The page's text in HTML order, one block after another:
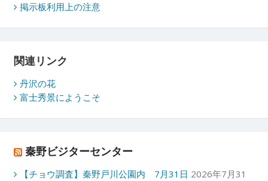
掲示板利用上の注意
関連リンク
丹沢の花
富士秀景にようこそ
秦野ビジターセンター
【チョウ調査】秦野戸川公園内 7月31日 2026年7月31